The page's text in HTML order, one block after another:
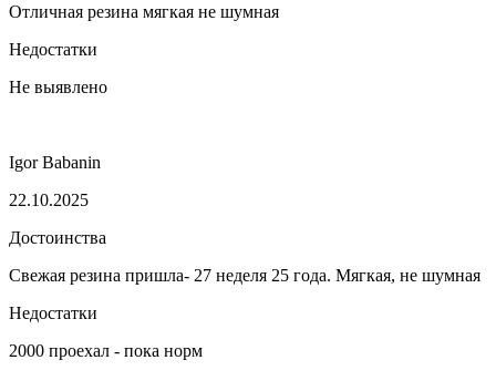
Отличная резина мягкая не шумная
Недостатки
Не выявлено
Igor Babanin
22.10.2025
Достоинства
Свежая резина пришла- 27 неделя 25 года. Мягкая, не шумная
Недостатки
2000 проехал - пока норм